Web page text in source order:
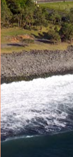
Bourses d'aide et
La Ville de Bras-
renouvelle son
bourses destiné à
les étudiants dans
de leurs études